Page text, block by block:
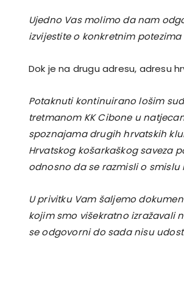
Ujedno Vas molimo da nam
izvijestite o konkretnim
Dok je na drugu adresu, adresu
Potaknuti kontinuirano lošim
tretmanom KK Cibone u
spoznajama drugih hrvatskih
Hrvatskog košarkaškog saveza
odnosno da se razmisli o
U privitku Vam šaljemo
kojim smo višekratno izražavali
se odgovorni do sada nisu